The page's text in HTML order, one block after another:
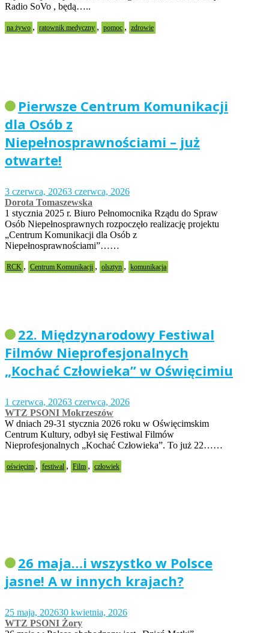
Radio SoVo , będą…..
na żywo , ratownik medyczny , pomoc , zdrowie
Pierwsze Centrum Komunikacji
dla Osób z
Niepełnosprawnościami – już
otwarte!
3 czerwca, 20263 czerwca, 2026
Dorota Tomaszewska
1 stycznia 2025 r. Biuro Pełnomocnika Rządu do Spraw
Osób Niepełnosprawnych rozpoczęło realizację projektu
„Centrum Komunikacji dla Osób z
Niepełnosprawnościami”……
RCK , Centrum Komunikacji , olsztyn , komunikacja
22. Międzynarodowy Festiwal
Filmów Nieprofesjonalnych
„Kochać Człowieka” w Oświęcimiu
1 czerwca, 20263 czerwca, 2026
WTZ PSONI Mokrzeszów
W dniach 29-31 stycznia 2026 roku w Oświęcimskim
Centrum Kultury, odbył się Festiwal Filmów
Nieprofesjonalnych „Kochać Człowieka”. To już 22……
oświęcim , festiwal , Film , człowiek
26 maja…i wszystko w Polsce
jasne! A w innych krajach?
25 maja, 202630 kwietnia, 2026
WTZ PSONI Żory